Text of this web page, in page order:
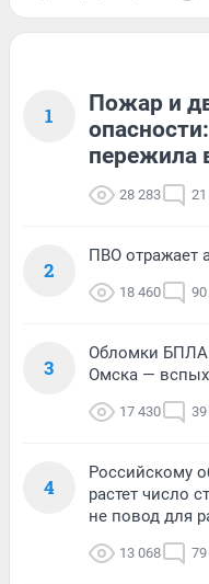
1
Пожар и
пережила
28 283 21
2
ПВО отражает
18 460 90
3
Обломки БПЛА
Омска —
17 430 39
4
Российскому
растет число
не повод для
13 068 79